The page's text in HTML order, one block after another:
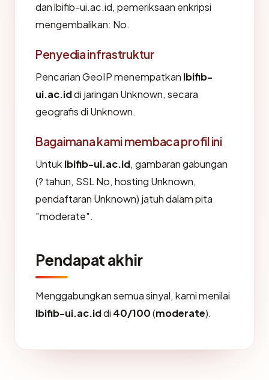
dan lbifib-ui.ac.id, pemeriksaan enkripsi
mengembalikan: No.
Penyedia infrastruktur
Pencarian GeoIP menempatkan lbifib-
ui.ac.iddi jaringan Unknown, secara
geografis di Unknown.
Bagaimana kami membaca profil ini
Untuk lbifib-ui.ac.id, gambaran gabungan
(? tahun, SSL No, hosting Unknown,
pendaftaran Unknown) jatuh dalam pita
"moderate".
Pendapat akhir
Menggabungkan semua sinyal, kami menilai
lbifib-ui.ac.iddi 40/100(moderate).